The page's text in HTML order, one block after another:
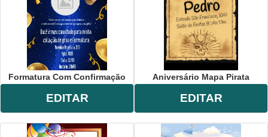
Formatura Com Confirmação
EDITAR
Aniversário Mapa Pirata
EDITAR